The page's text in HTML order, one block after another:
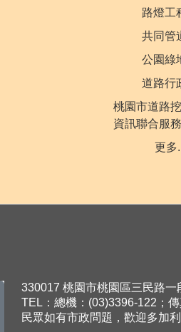
路燈工
共同管
公園綠
道路行
桃園市道路
資訊聯合服
更多
330017 桃園市桃園區三民路
TEL：總機：(03)3396-122；
民眾如有市政問題，歡迎多加